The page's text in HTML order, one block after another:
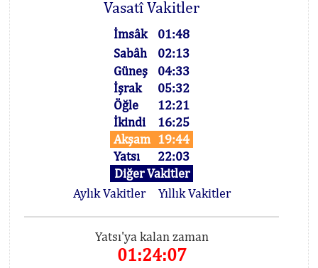
Vasatî Vakitler
İmsâk
01:48
Sabâh
02:13
Güneş
04:33
İşrak
05:32
Öğle
12:21
İkindi
16:25
Akşam 19:44
Yatsı
22:03
Diğer Vakitler
Aylık Vakitler
Yıllık Vakitler
Yatsı'ya kalan zaman
01:24:07